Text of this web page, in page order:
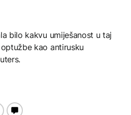
bilo kakvu umiješanost u taj
kao antirusku